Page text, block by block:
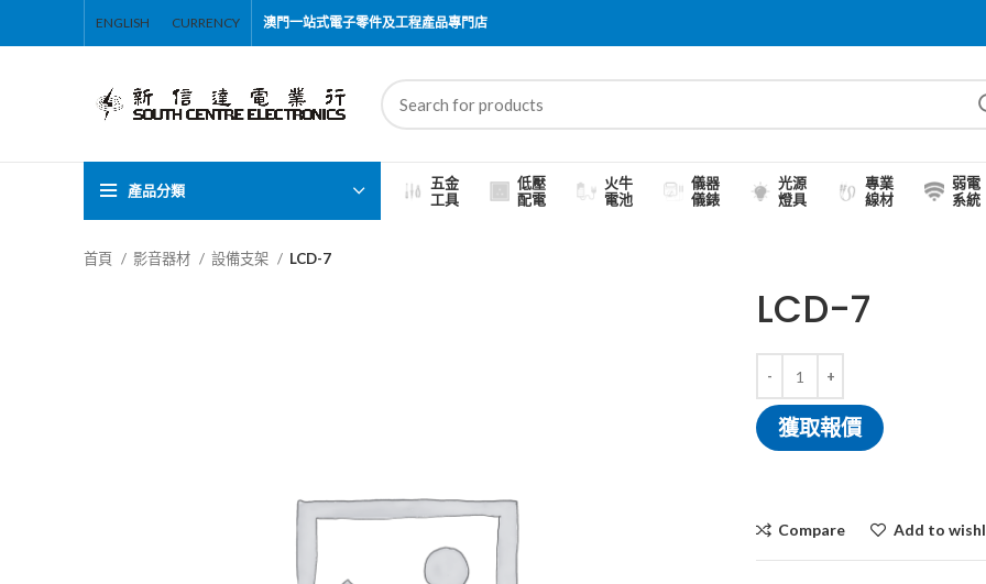
ENGLISH CURRENCY 澳門一站式電子零件及工程產品專門店
產品分類
五金
工具
低壓
配電
火牛
電池
儀器
儀錶
光源
燈具
專業
線材
弱電
系統
首頁 影音器材 設備支架 LCD-7
LCD-7
獲取報價
Compare Add to